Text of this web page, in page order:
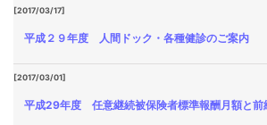
[2017/03/17]
平成２９年度 人間ドック・各種健診のご案内
[2017/03/01]
平成29年度 任意継続被保険者標準報酬月額と前